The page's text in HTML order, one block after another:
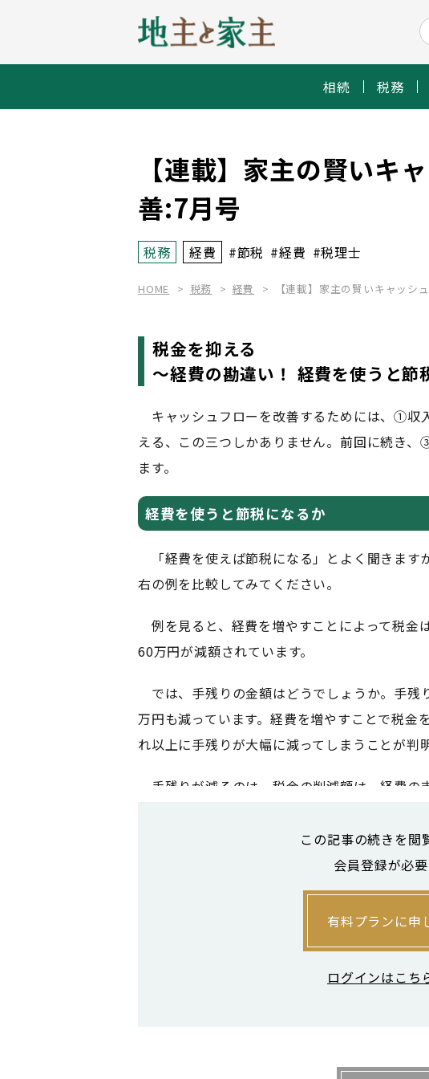
相続 税務
【連載】家主の賢いキ
善:7月号
税務 経費 #節税 #経費 #税理士
HOME 税務 経費 【連載】家主の賢いキャッシ
税金を抑える
～経費の勘違い！ 経費を使うと節
キャッシュフローを改善するためには、①
える、この三つしかありません。前回に続き、
ます。
経費を使うと節税になるか
「経費を使えば節税になる」とよく聞きます
右の例を比較してみてください。
例を見ると、経費を増やすことによって税金
60万円が減額されています。
では、手残りの金額はどうでしょうか。手残
万円も減っています。経費を増やすことで税金
れ以上に手残りが大幅に減ってしまうことが判
手残りが減るのは、税金の削減額は、経費の
す。所得税は５～45％の間で、段階的に税率が
す。所得税・住民税を合わせると、15～55％
になります。しかし、差額の70万円は実際にお
経費を使うことは、節税にはなりますが、「お
この記事の続きを閲
会員登録が必
有料プランに申
ログインはこち